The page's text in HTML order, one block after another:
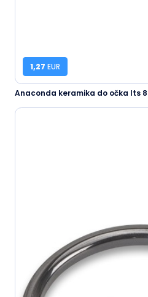
1,27 EUR
Anaconda keramika do očka lts